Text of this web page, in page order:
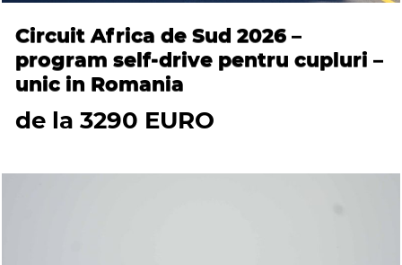
Circuit Africa de Sud 2026 –
program self-drive pentru cupluri –
unic in Romania
de la 3290 EURO